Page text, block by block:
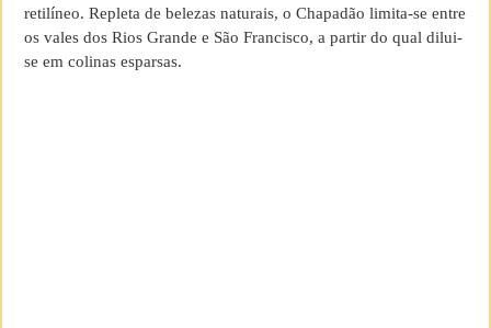
retilíneo. Repleta de belezas naturais, o Chapadão limita-se entre
os vales dos Rios Grande e São Francisco, a partir do qual dilui-
se em colinas esparsas.